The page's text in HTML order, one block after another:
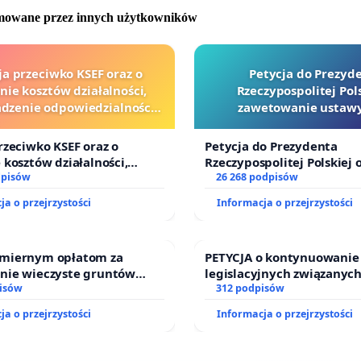
się również jakieś miejsce dla integracji mieszkańców, gdzieś
by się spotkać, porozmawiać, może zagrać w jakieś
lub zrobić zajęcia dla dzieci. Coś takiego jak Miejsce
Mieszkańców Na Kozłówce.
i dzieci.
przez innych użytkowników
przeciwko KSEF oraz o
kosztów działalności,
odpowiedzialności
i sędziów
KSEF oraz o
działalności,
odpowiedzialności
o przejrzystości
Petycja do
Rzeczypospolitej
zawetowanie
Petycja do Prezydenta
Rzeczypospolitej Polskiej
zawetowanie ustawy
26 268 podpisów
Informacja o przejrzystości
opłatom za
wieczyste gruntów
przez rodzinne ogrody
o przejrzystości
PETYCJA o
legislacyjnych
prawa rodzinnego
312 podpisów
Informacja o przejrzystości